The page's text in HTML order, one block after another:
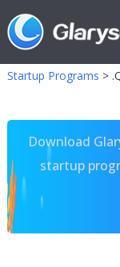
Startup Programs >
Download
startup